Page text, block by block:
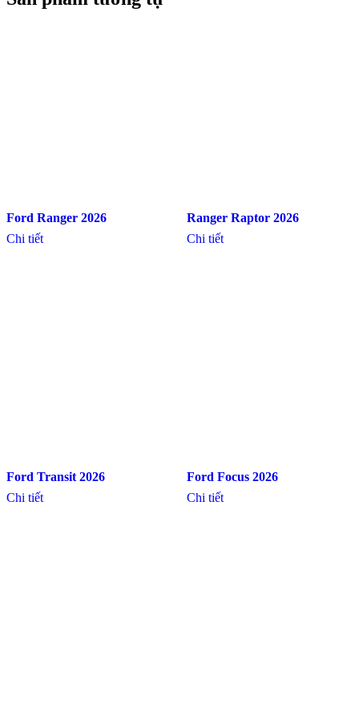
Ford Ranger 2026
Chi tiết
Ranger Raptor 2026
Chi tiết
Ford Transit 2026
Chi tiết
Ford Focus 2026
Chi tiết